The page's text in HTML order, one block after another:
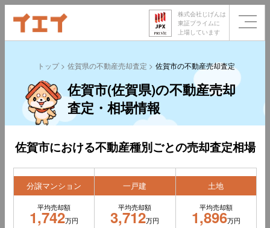
株式会社じげんは
東証プライムに
上場しています
トップ 佐賀県の不動産売却査定 佐賀市の不動産売却査定
佐賀市(佐賀県)の不動産売却
査定・相場情報
佐賀市における不動産種別ごとの売却査定相場
分譲マンション
平均売却額
1,742万円
一戸建
平均売却額
3,712万円
土地
平均売却額
1,896万円